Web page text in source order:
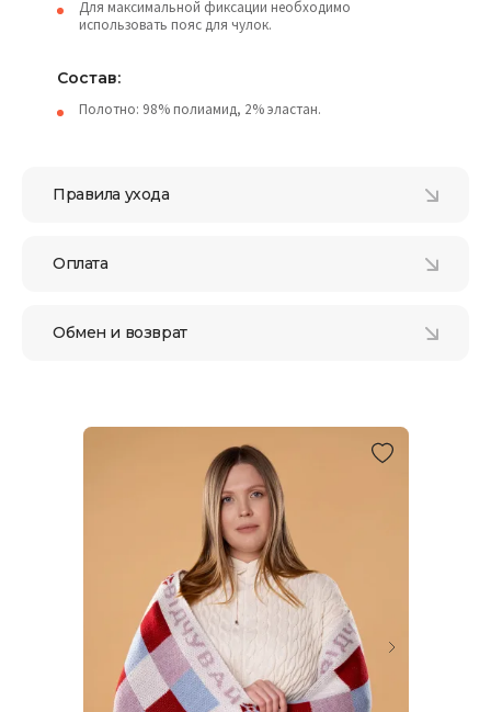
Для максимальной фиксации необходимо
использовать пояс для чулок.
Состав:
Полотно: 98% полиамид, 2% эластан.
Правила ухода
Оплата
Обмен и возврат